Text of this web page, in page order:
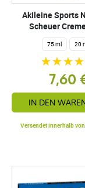
Akileine Sports
Scheuer
75 ml 20
7,60
IN DEN
Versendet innerhalb